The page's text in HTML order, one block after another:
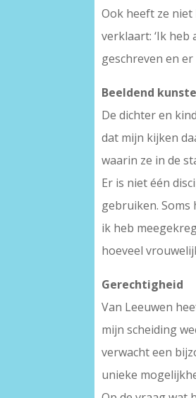
Ook heeft ze
verklaart: ‘Ik
geschreven en
Beeldend
De dichter en
dat mijn kijken
waarin ze in de
Er is niet één
gebruiken.
ik heb
hoeveel
Gerechtigheid
Van Leeuwen
mijn scheiding
verwacht een
unieke